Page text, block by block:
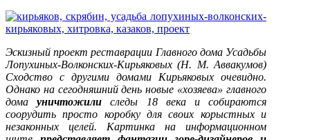
Эскизный проект реставрации Главного дома Усадьбы
Лопухиных-Волконских-Кирьяковых (Н. М. Аввакумов)
Сходство с другими домами Кирьяковых очевидно.
Однако на сегодняшний день новые «хозяева» главного
домауничтожили следы 18 века и собираются
соорудить просто коробку для своих корыстных и
незаконных целей. Картинка на информационном